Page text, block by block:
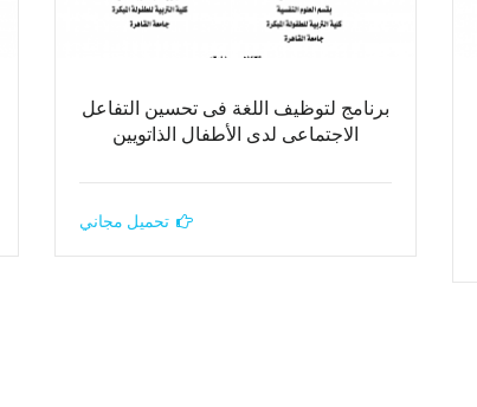
برنامج لتوظيف اللغة فى تحسين التفاعل
الاجتماعى لدى الأطفال الذاتويين
تحميل مجاني